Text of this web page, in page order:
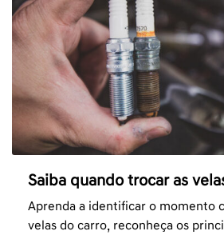
Saiba quando trocar as
Aprenda a identificar o momento
velas do carro, reconheça os